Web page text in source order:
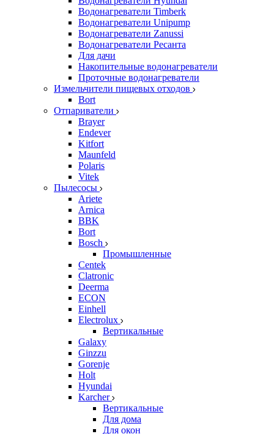
Водонагреватели Timberk
Водонагреватели Unipump
Водонагреватели Zanussi
Водонагреватели Ресанта
Для дачи
Накопительные водонагреватели
Проточные водонагреватели
Измельчители пищевых отходов
Bort
Отпариватели
Brayer
Endever
Kitfort
Maunfeld
Polaris
Vitek
Пылесосы
Ariete
Arnica
BBK
Bort
Bosch
Промышленные
Centek
Clatronic
Deerma
ECON
Einhell
Electrolux
Вертикальные
Galaxy
Ginzzu
Gorenje
Holt
Hyundai
Karcher
Вертикальные
Для дома
Для окон